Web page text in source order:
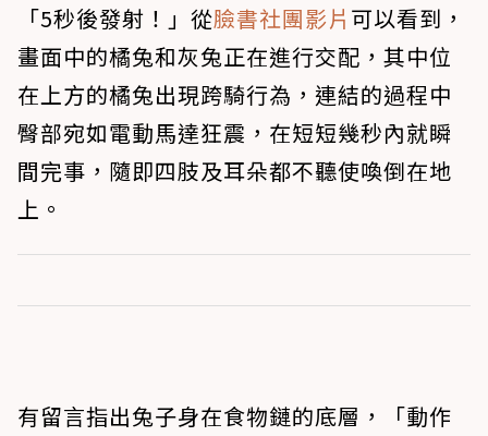
「5秒後發射！」從臉書社團影片 可以看到，
畫面中的橘兔和灰兔正在進行交配，其中位
在上方的橘兔出現跨騎行為，連結的過程中
臀部宛如電動馬達狂震，在短短幾秒內就瞬
間完事，隨即四肢及耳朵都不聽使喚倒在地
上。
有留言指出兔子身在食物鏈的底層，「動作